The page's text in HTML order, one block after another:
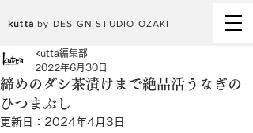
kutta by DESIGN STUDIO OZAKI
締めのダシ茶漬けまで絶品活うなぎの
ひつまぶし
kutta編集部
2022年6月30日
更新日： 2024年4月3日